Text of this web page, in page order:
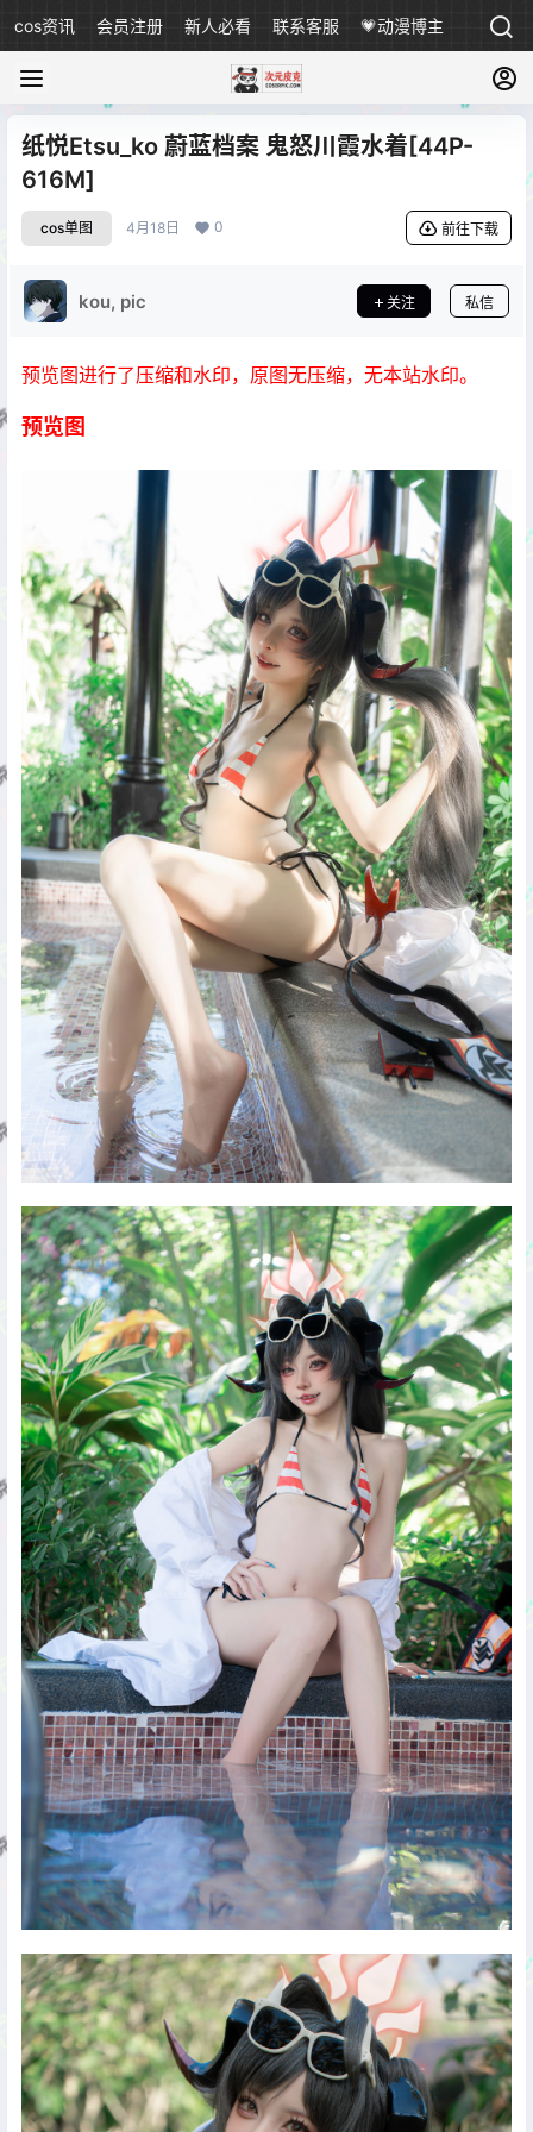
cos资讯 会员注册 新人必看 联系客服 💗动漫博主
纸悦Etsu_ko 蔚蓝档案 鬼怒川霞水着[44P-
616M]
cos单图 4月18日 0 前往下载
kou, pic 关注 私信
预览图进行了压缩和水印，原图无压缩，无本站水印。
预览图